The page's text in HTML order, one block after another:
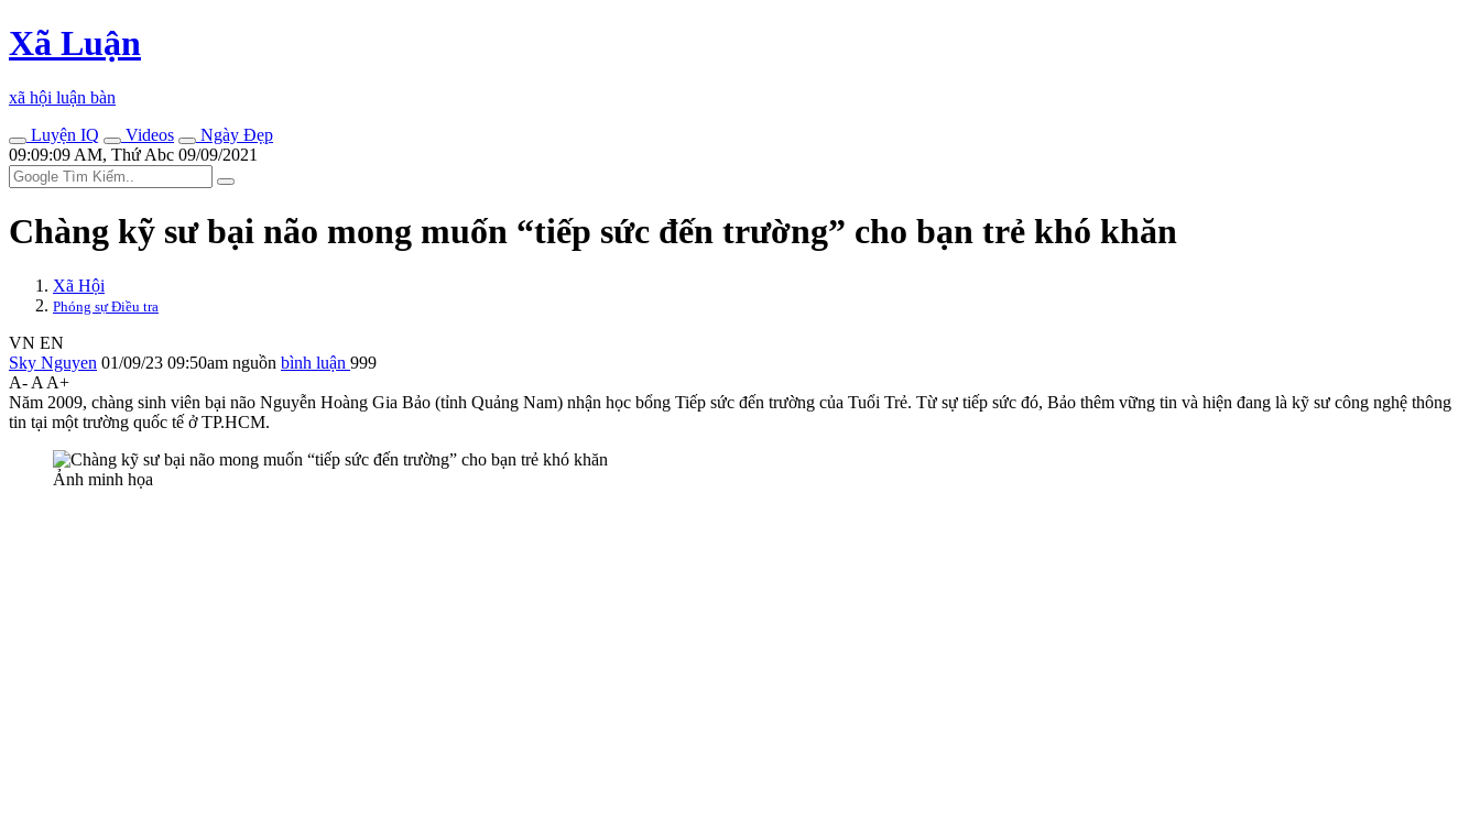
Xã Luận
xã hội luận bàn
Luyện IQ
Videos
Ngày Đẹp
09:09:09 AM, Thứ Abc 09/09/2021
Chàng kỹ sư bại não mong muốn “tiếp sức đến trường” cho bạn trẻ khó khăn
Xã Hội
Phóng sự Điều tra
VN EN
Sky Nguyen 01/09/23 09:50am nguồn bình luận 999
A- A A+
Năm 2009, chàng sinh viên bại não Nguyễn Hoàng Gia Bảo (tỉnh Quảng Nam) nhận học bổng Tiếp sức đến trường của Tuổi Trẻ. Từ sự tiếp sức đó, Bảo thêm vững tin và hiện đang là kỹ sư công nghệ thông
tin tại một trường quốc tế ở TP.HCM.
Ảnh minh họa